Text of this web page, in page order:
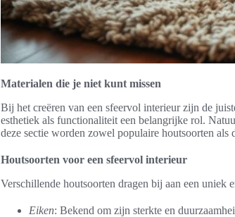
Materialen die je niet kunt missen
Bij het creëren van een sfeervol interieur zijn de
esthetiek als functionaliteit een belangrijke rol.
deze sectie worden zowel populaire houtsoorten
Houtsoorten voor een sfeervol interieur
Verschillende houtsoorten dragen bij aan een
Eiken: Bekend om zijn sterkte en